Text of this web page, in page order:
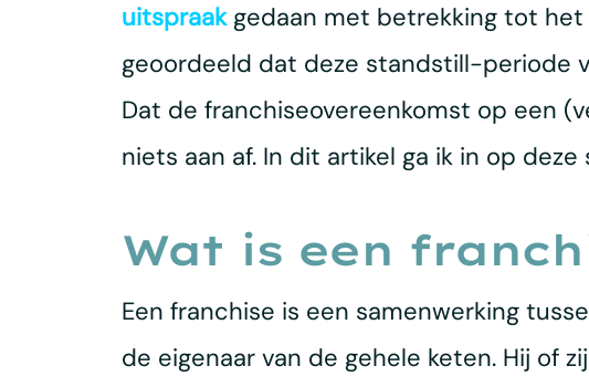
uitspraakgedaan met betrekking tot het
geoordeeld dat deze standstill-periode
Dat de franchiseovereenkomst op een
niets aan af. In dit artikel ga ik in op
Wat is een
Een franchise is een samenwerking
de eigenaar van de gehele keten. Hij of